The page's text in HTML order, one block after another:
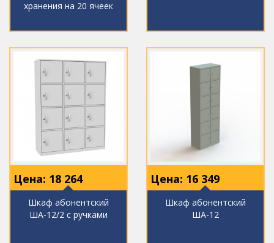
хранения на 20 ячеек
Цена: 18 264
Шкаф абонентский
ША-12/2 с ручками
Цена: 16 349
Шкаф абонентский
ША-12